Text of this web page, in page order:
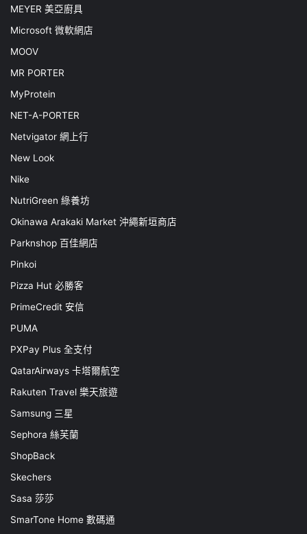
MEYER 美亞廚具
Microsoft 微軟網店
MOOV
MR PORTER
MyProtein
NET-A-PORTER
Netvigator 網上行
New Look
Nike
NutriGreen 綠養坊
Okinawa Arakaki Market 沖繩新垣商店
Parknshop 百佳網店
Pinkoi
Pizza Hut 必勝客
PrimeCredit 安信
PUMA
PXPay Plus 全支付
QatarAirways 卡塔爾航空
Rakuten Travel 樂天旅遊
Samsung 三星
Sephora 絲芙蘭
ShopBack
Skechers
Sasa 莎莎
SmarTone Home 數碼通